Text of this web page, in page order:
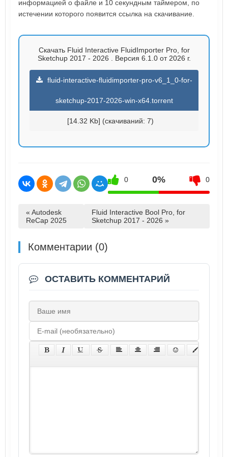
информацией о файле и 10 секундным таймером, по
истечении которого появится ссылка на скачивание.
Скачать Fluid Interactive FluidImporter Pro, for
Sketchup 2017 - 2026 . Версия 6.1.0 от 2026 г.
fluid-interactive-fluidimporter-pro-v6_1_0-for-
sketchup-2017-2026-win-x64.torrent
[14.32 Kb] (cкачиваний: 7)
0 0% 0
« Autodesk
ReCap 2025
Fluid Interactive Bool Pro, for
Sketchup 2017 - 2026 »
Комментарии (0)
ОСТАВИТЬ КОММЕНТАРИЙ